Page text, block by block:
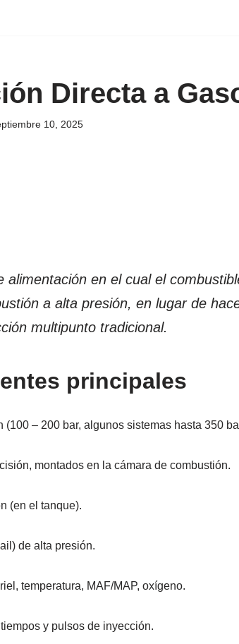
Directa a
10, 2025
alimentación en el cual el
a alta presión, en lugar de
multipunto tradicional.
principales
(100 – 200 bar, algunos sistemas hasta 350
montados en la cámara de combustión.
(en el tanque).
de alta presión.
temperatura, MAF/MAP, oxígeno.
y pulsos de inyección.